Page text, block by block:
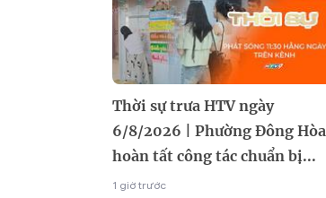
Thời sự trưa HTV ngày
6/8/2026 | Phường Đông Hòa
hoàn tất công tác chuẩn bị...
1 giờ trước